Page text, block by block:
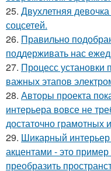
25. Двухлетняя
соцсетей.
26. Правильно
поддерживать нас
27. Процесс установки
важных этапов
28. Авторы проекта
интерьера вовсе не
достаточно грамотных
29. Шикарный интерьер
акцентами - это пример
преобразить